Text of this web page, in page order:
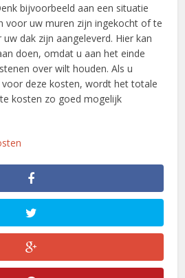
bijvoorbeeld aan een situatie
voor uw muren zijn ingekocht of te
dak zijn aangeleverd. Hier kan
doen, omdat u aan het einde
over wilt houden. Als u
deze kosten, wordt het totale
kosten zo goed mogelijk